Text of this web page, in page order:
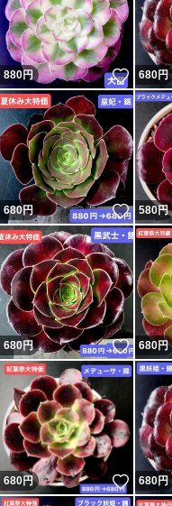
場合がありますので遠
す。
★★連絡する前直接に
★他サイトにも出品中
合がございます。
★置き場所
風通しの良い明るい場
家の中であれば、窓際
う。
★水やり
乾燥に強いので、表明
ください。
乾燥気味に管理して、
880円 いい
680円
680円 いい
580円
680円 いい
680円
680円 いい
680円